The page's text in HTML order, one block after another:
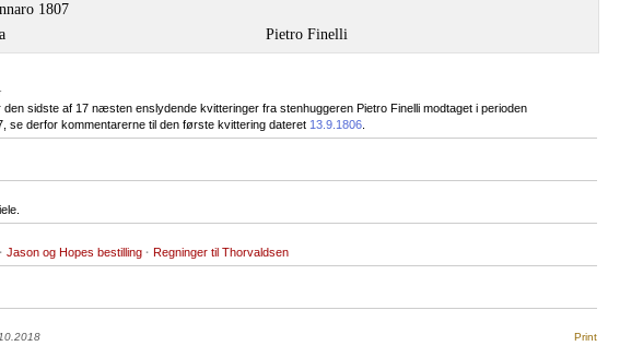
1807
Pietro Finelli
den sidste af 17 næsten enslydende kvitteringer fra stenhuggeren Pietro Finelli modtaget i perioden
se derfor kommentarerne til den første kvittering dateret 13.9.1806
· Jason og Hopes bestilling · Regninger til Thorvaldsen
Print